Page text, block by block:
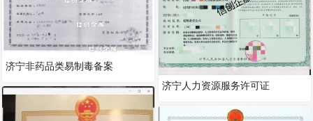
济宁非药品类易制毒备案
济宁人力资源服务许可证